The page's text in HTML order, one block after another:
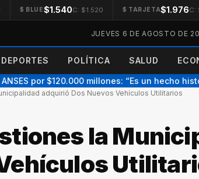
$ BLUE$1.540C: $1.520 $ TARJETA$1.976C:
JUEVES 6 DE AGOSTO DE
DEPORTES POLÍTICA SALUD
por $120.000 millones: “Es un hecho
adquirió Dos Nuevos Vehículos Utilitarios
la